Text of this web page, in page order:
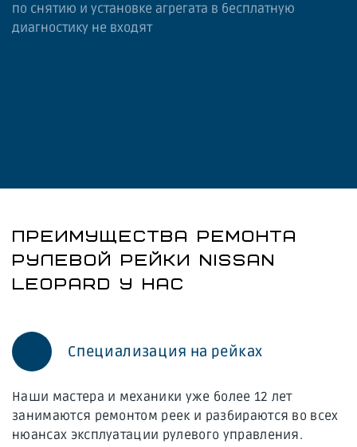
по снятию и установке агрегата в бесплатную
диагностику не входят
ПРЕИМУЩЕСТВА РЕМОНТА
РУЛЕВОЙ РЕЙКИ NISSAN
LEOPARD У НАС
Специализация на рейках
Наши мастера и механики уже более 12 лет
занимаются ремонтом реек и разбираются во всех
нюансах эксплуатации рулевого управления.